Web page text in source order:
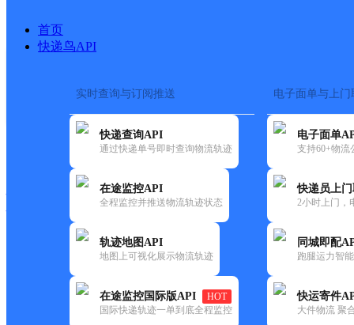
首页
快递鸟API
实时查询与订阅推送
快递查询API
通过快递单号即时查询物流轨迹
在途监控API
全程监控并推送物流轨迹状态
轨迹地图API
地图上可视化展示物流轨迹
在途监控国际版API
HOT
国际快递轨迹一单到底全程监控
电子面单与上门
电子面单
支持60+物流
快递员上
2小时上门，
同城即配
跑腿运力智
快运寄件
大件物流 聚
快运大全 快递时效
韵达
福建主城公司石狮鸿涛服务部